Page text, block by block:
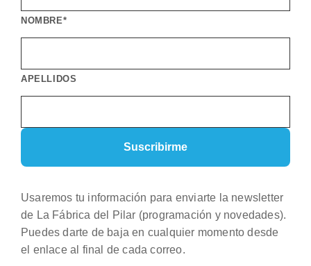
NOMBRE*
APELLIDOS
Usaremos tu información para enviarte la newsletter
de La Fábrica del Pilar (programación y novedades).
Puedes darte de baja en cualquier momento desde
el enlace al final de cada correo.